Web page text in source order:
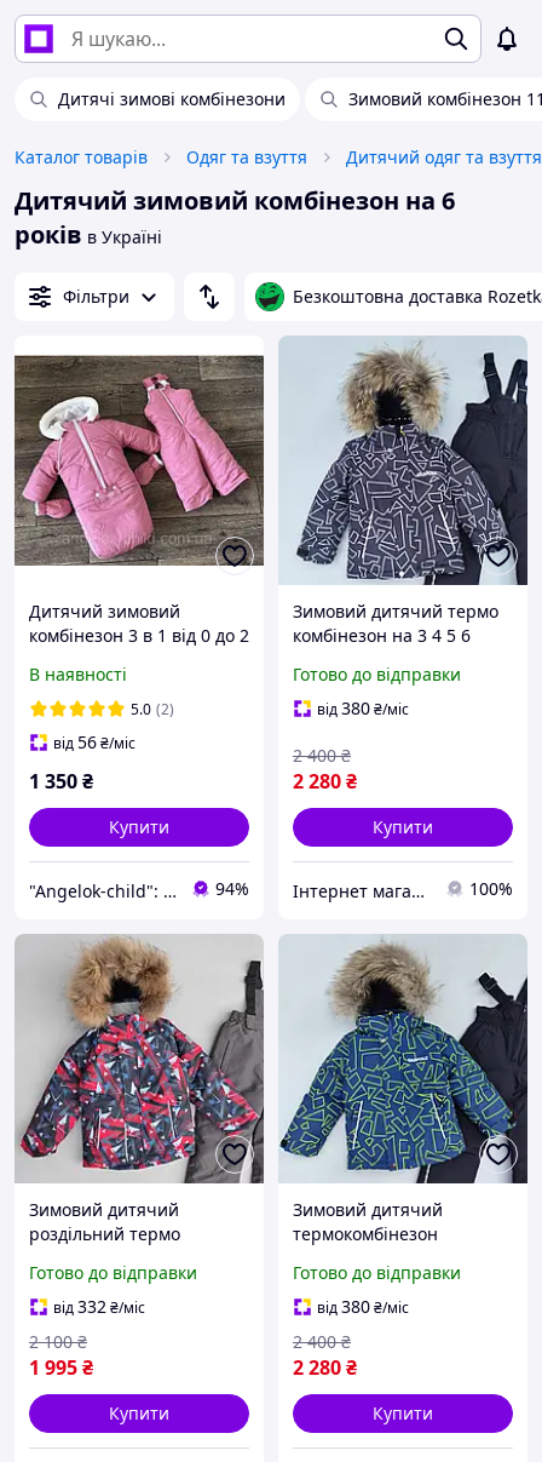
Дитячі зимові комбінезони Зимовий комбінезон
Каталог товарів Одяг та взуття Дитячий одяг та взуття
Дитячий зимовий комбінезон на 6
років в Україні
Фільтри Безкоштовна доставка
Дитячий зимовий
комбінезон 3 в 1 від 0 до 2
трансформери Angelok-
child
В наявності
5.0 (2)
від56₴/міс
1 350₴
Купити
"Angelok-child": Інтернет-магазин дитячих товарів. Зимові комбінезони. Зимові конверти в коляску 94%
Зимовий дитячий термо
комбінезон на 3 4 5 6
хлопчика комплект куртка
та напівкомбінезон
Готово до відправки
від380₴/міс
2 280₴
2 400 ₴
Купити
Інтернет магазин "Модні Діти" 100%
Зимовий дитячий
роздільний термо
комплект для хлопчика
"Нік" на флісі 128
Готово до відправки
від332₴/міс
1 995₴
2 100 ₴
Купити
Зимовий дитячий
термокомбінезон
для хлопчика на 3 4 5 6
років мембрана
Готово до відправки
від380₴/міс
2 280₴
2 400 ₴
Купити